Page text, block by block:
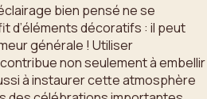
bien pensé ne se
d’éléments décoratifs : il peut
générale ! Utiliser
non seulement à embellir
à instaurer cette atmosphère